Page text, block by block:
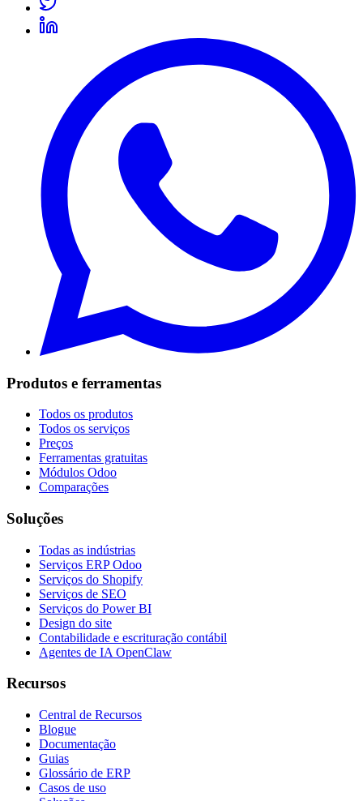
Produtos e ferramentas
Todos os produtos
Todos os serviços
Preços
Ferramentas gratuitas
Módulos Odoo
Comparações
Soluções
Todas as indústrias
Serviços ERP Odoo
Serviços do Shopify
Serviços de SEO
Serviços do Power BI
Design do site
Contabilidade e escrituração contábil
Agentes de IA OpenClaw
Recursos
Central de Recursos
Blogue
Documentação
Guias
Glossário de ERP
Casos de uso